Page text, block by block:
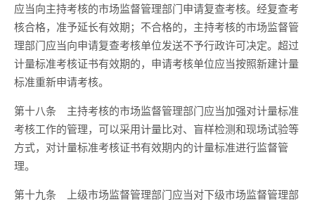
应当向主持考核的市场监督管理部门申请复查考核。经复查考
核合格，准予延长有效期；不合格的，主持考核的市场监督管
理部门应当向申请复查考核单位发送不予行政许可决定。超过
计量标准考核证书有效期的，申请考核单位应当按照新建计量
标准重新申请考核。
第十八条 主持考核的市场监督管理部门应当加强对计量标准
考核工作的管理，可以采用计量比对、盲样检测和现场试验等
方式，对计量标准考核证书有效期内的计量标准进行监督管
理。
第十九条 上级市场监督管理部门应当对下级市场监督管理部